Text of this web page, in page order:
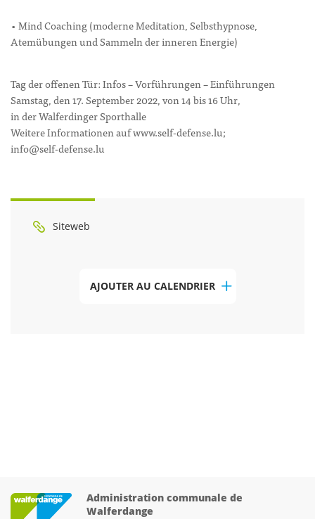
• Mind Coaching (moderne Meditation, Selbsthypnose,
Atemübungen und Sammeln der inneren Energie)
Tag der offenen Tür: Infos – Vorführungen – Einführungen
Samstag, den 17. September 2022, von 14 bis 16 Uhr,
in der Walferdinger Sporthalle
Weitere Informationen auf www.self-defense.lu;
info@self-defense.lu
Siteweb
AJOUTER AU CALENDRIER
Administration communale de
Walferdange